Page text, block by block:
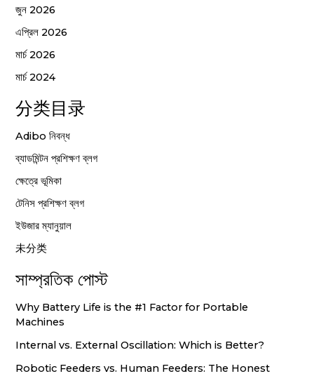
জুন 2026
এপ্রিল 2026
মার্চ 2026
মার্চ 2024
分类目录
Adibo নিবন্ধ
ব্যাডমিন্টন প্রশিক্ষণ ব্লগ
ক্ষেত্রে ভূমিকা
টেনিস প্রশিক্ষণ ব্লগ
ইউজার ম্যানুয়াল
未分类
সাম্প্রতিক পোস্ট
Why Battery Life is the #1 Factor for Portable
Machines
Internal vs. External Oscillation: Which is Better?
Robotic Feeders vs. Human Feeders: The Honest